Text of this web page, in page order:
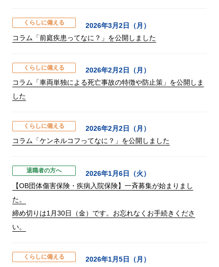
くらしに備える
2026年3月2日（月）
コラム「前庭疾患ってなに？」を公開しました
くらしに備える
2026年2月2日（月）
コラム「車両単独による死亡事故の特徴や防止策」を公開しま
した
くらしに備える
2026年2月2日（月）
コラム「ケンネルコフってなに？」を公開しました
退職者の方へ
2026年1月6日（火）
【OB団体傷害保険・疾病入院保険】一斉募集が始まりまし
た。
締め切りは1月30日（金）です。お忘れなくお手続きくださ
い。
くらしに備える
2026年1月5日（月）